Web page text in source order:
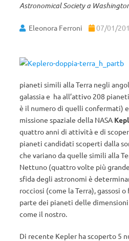
Astronomical Society a
Eleonora Ferroni 07/01/
pianeti simili alla Terra negli
galassia e ha all’attivo 208
è il numero di quelli confermati)
missione spaziale della NASA
quattro anni di attività e di
pianeti candidati scoperti dalla
che variano da quelle simili alla
Nettuno (quattro volte più
sfida degli astronomi è
rocciosi (come la Terra), gassosi
parte dei pianeti delle
come il nostro.
Di recente Kepler ha scoperto 5